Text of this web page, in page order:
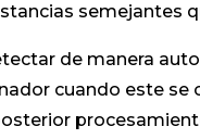
semejantes
de manera
cuando este